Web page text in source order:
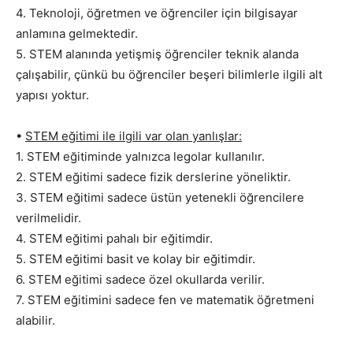
4. Teknoloji, öğretmen ve öğrenciler için bilgisayar
anlamına gelmektedir.
5. STEM alanında yetişmiş öğrenciler teknik alanda
çalışabilir, çünkü bu öğrenciler beşeri bilimlerle ilgili alt
yapısı yoktur.
• STEM eğitimi ile ilgili var olan yanlışlar:
1. STEM eğitiminde yalnızca legolar kullanılır.
2. STEM eğitimi sadece fizik derslerine yöneliktir.
3. STEM eğitimi sadece üstün yetenekli öğrencilere
verilmelidir.
4. STEM eğitimi pahalı bir eğitimdir.
5. STEM eğitimi basit ve kolay bir eğitimdir.
6. STEM eğitimi sadece özel okullarda verilir.
7. STEM eğitimini sadece fen ve matematik öğretmeni
alabilir.